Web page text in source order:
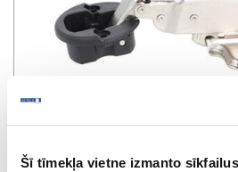
Šī tīmekļa vietne izmanto sīkfailus